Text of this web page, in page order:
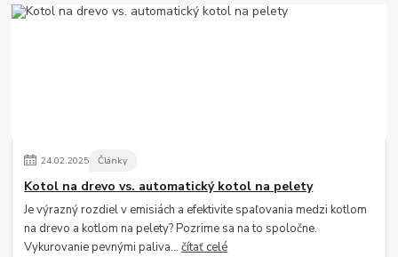
24.02.2025 Články
Kotol na drevo vs. automatický kotol na pelety
Je výrazný rozdiel v emisiách a efektivite spaľovania medzi kotlom
na drevo a kotlom na pelety? Pozrime sa na to spoločne.
Vykurovanie pevnými paliva...čítať celé